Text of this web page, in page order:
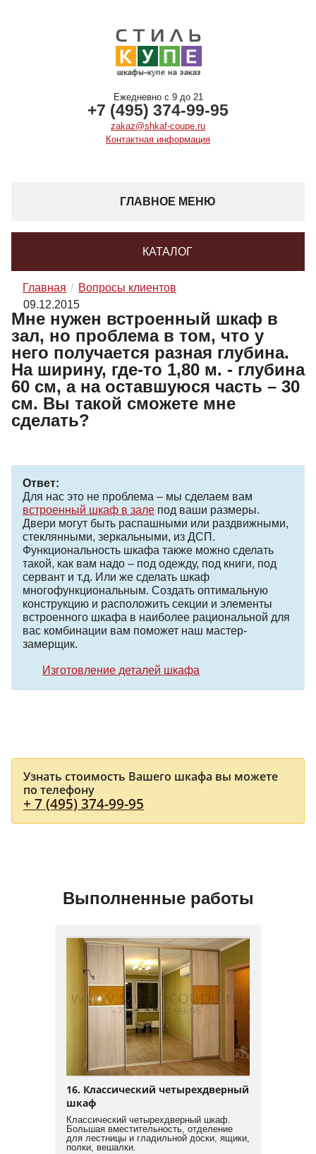
Ежедневно с 9 до 21
+7 (495) 374-99-95
zakaz@shkaf-coupe.ru
Контактная информация
ГЛАВНОЕ МЕНЮ
КАТАЛОГ
Главная
Вопросы клиентов
09.12.2015
Мне нужен встроенный шкаф в
зал, но проблема в том, что у
него получается разная глубина.
На ширину, где-то 1,80 м. - глубина
60 см, а на оставшуюся часть – 30
см. Вы такой сможете мне
сделать?
Ответ:
Для нас это не проблема – мы сделаем вам
встроенный шкаф в зале под ваши размеры.
Двери могут быть распашными или раздвижными,
стеклянными, зеркальными, из ДСП.
Функциональность шкафа также можно сделать
такой, как вам надо – под одежду, под книги, под
сервант и т.д. Или же сделать шкаф
многофункциональным. Создать оптимальную
конструкцию и расположить секции и элементы
встроенного шкафа в наиболее рациональной для
вас комбинации вам поможет наш мастер-
замерщик.
Изготовление деталей шкафа
Узнать стоимость Вашего шкафа вы можете
по телефону
+ 7 (495) 374-99-95
Выполненные работы
16. Классический четырехдверный
шкаф
Классический четырехдверный шкаф.
Большая вместительность, отделение
для лестницы и гладильной доски, ящики,
полки, вешалки.